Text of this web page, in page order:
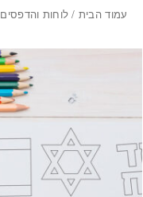
עמוד הבית / לוחות והדפסים